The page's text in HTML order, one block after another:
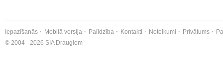
Iepazīšanās Mobilā versija Palīdzība Kontakti Noteikumi Privātums
© 2004 - 2026 SIA Draugiem